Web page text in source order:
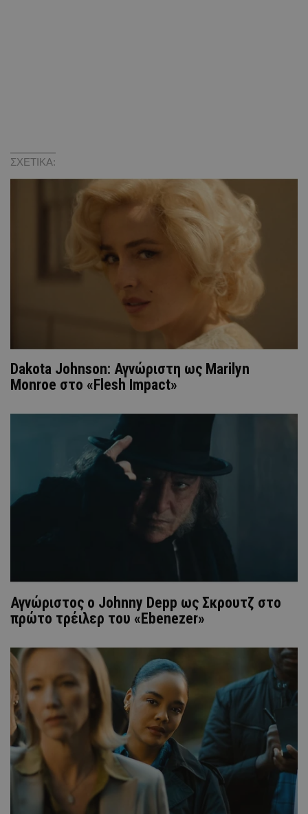
ΣΧΕΤΙΚΑ:
Dakota Johnson: Αγνώριστη ως Marilyn
Monroe στο «Flesh Impact»
Αγνώριστος ο Johnny Depp ως Σκρουτζ στο
πρώτο τρέιλερ του «Ebenezer»